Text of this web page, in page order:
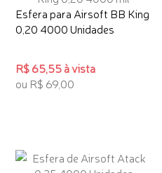
Esfera para Airsoft BB King
0,20 4000 Unidades
R$ 65,55 à vista
ou R$ 69,00